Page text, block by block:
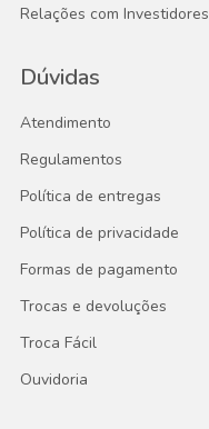
Relações com Investidores
Dúvidas
Atendimento
Regulamentos
Política de entregas
Política de privacidade
Formas de pagamento
Trocas e devoluções
Troca Fácil
Ouvidoria